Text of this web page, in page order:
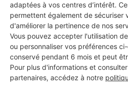
adaptées à vos centres d’intérêt.
permettent également de sécuriser
d'améliorer la pertinence de nos
Vous pouvez accepter l'utilisation
ou personnaliser vos préférences
conservé pendant 6 mois et peut
Pour plus d'informations et
partenaires, accédez à notre